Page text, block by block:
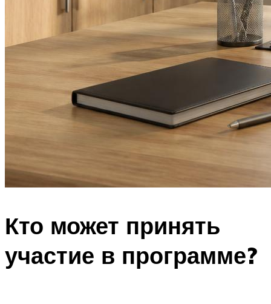
Кто может принять
участие в программе?